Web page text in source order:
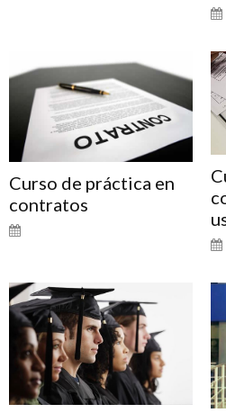
Curso de práctica en
contratos